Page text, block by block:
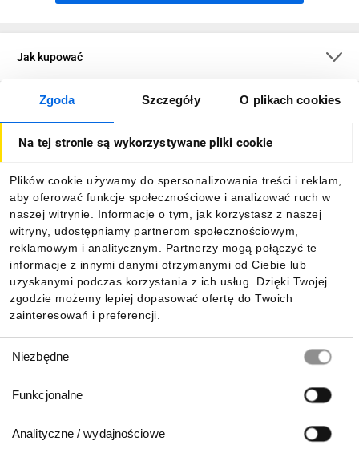
Zgoda Szczegóły O plikach cookies
Na tej stronie są wykorzystywane pliki cookie
Plików cookie używamy do spersonalizowania treści i reklam,
aby oferować funkcje społecznościowe i analizować ruch w
naszej witrynie. Informacje o tym, jak korzystasz z naszej
witryny, udostępniamy partnerom społecznościowym,
reklamowym i analitycznym. Partnerzy mogą połączyć te
informacje z innymi danymi otrzymanymi od Ciebie lub
uzyskanymi podczas korzystania z ich usług. Dzięki Twojej
zgodzie możemy lepiej dopasować ofertę do Twoich
zainteresowań i preferencji.
zgody
Niezbędne
Funkcjonalne
Analityczne / wydajnościowe
Jak kupować
O firmie
Informacje
Pobierz naszą aplikację mobilną: